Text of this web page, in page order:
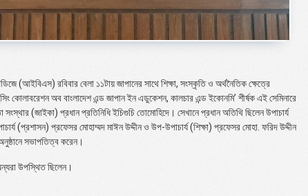
(আইবিএস) রবিবার বেলা ১১টায় জাপানের সাথে শিক্ষা, সংস্কৃতি ও অর্থনৈতিক ক্ষেত্রে
কোলাবরেশন অব বাংলাদেশ এন্ড জাপান ইন এডুকেশন, কালচার এন্ড ইকোনমি’ শীর্ষক এই সেমিনারে
(জাইকা) প্রধান প্রতিনিধি ইচিগুচি তোমোহিদে। সেখানে প্রধান অতিথি ছিলেন উপাচার্য
(প্রশাসন) প্রফেসর মোহাম্মদ মাঈন উদ্দীন ও উপ-উপাচার্য (শিক্ষা) প্রফেসর মোহা. ফরিদ উদ্দীন
সভাপতিত্ব করেন।
উপস্থিত ছিলেন।